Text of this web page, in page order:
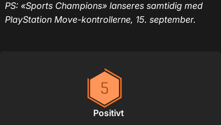
PS: «Sports Champions» lanseres samtidig med
PlayStation Move-kontrollerne, 15. september.
Positivt